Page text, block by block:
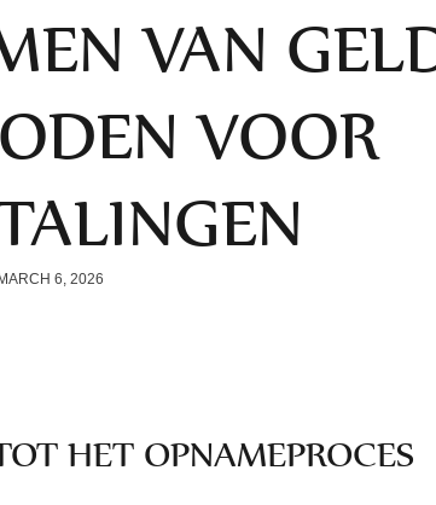
VAN
VOOR
MARCH 6, 2026
HET OPNAMEPROCES